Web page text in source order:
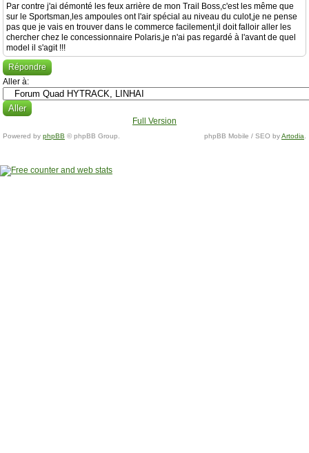
Par contre j'ai démonté les feux arrière de mon Trail Boss,c'est les même que
sur le Sportsman,les ampoules ont l'air spécial au niveau du culot,je ne pense
pas que je vais en trouver dans le commerce facilement,il doit falloir aller les
chercher chez le concessionnaire Polaris,je n'ai pas regardé à l'avant de quel
model il s'agit !!!
Répondre
Aller à:
Full Version
Powered by phpBB © phpBB Group. phpBB Mobile / SEO byArtodia